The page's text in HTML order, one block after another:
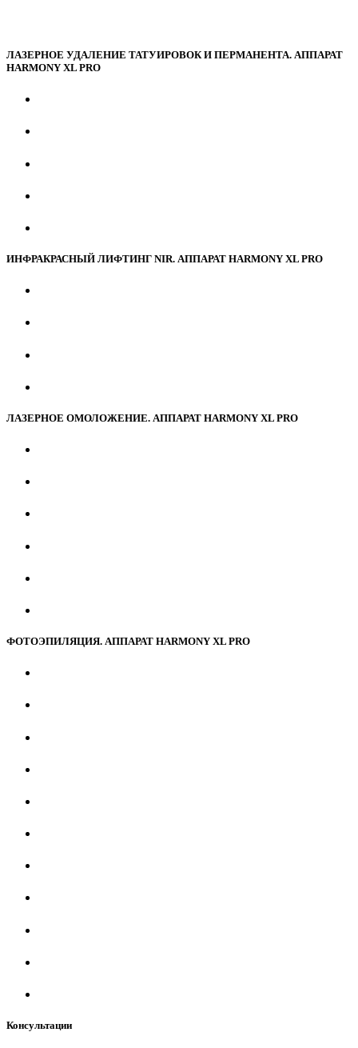
ЛАЗЕРНОЕ УДАЛЕНИЕ ТАТУИРОВОК И ПЕРМАНЕНТА. АППАРАТ
HARMONY XL PRO
ИНФРАКРАСНЫЙ ЛИФТИНГ NIR. АППАРАТ HARMONY XL PRO
ЛАЗЕРНОЕ ОМОЛОЖЕНИЕ. АППАРАТ HARMONY XL PRO
ФОТОЭПИЛЯЦИЯ. АППАРАТ HARMONY XL PRO
Консультации